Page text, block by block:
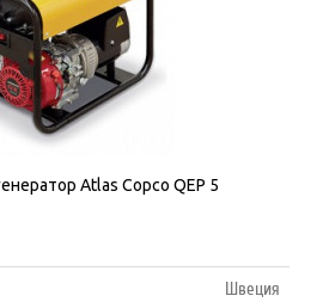
Atlas Copco QEP 5
Швеция